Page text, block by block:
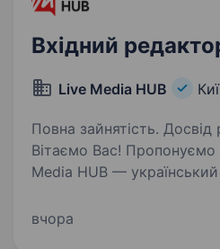
Вхідний
Live Media HUB
Повна зайнятість. Досвід
Вітаємо Вас! Пропонуємо
Media HUB —
новинна платформа з
вчора